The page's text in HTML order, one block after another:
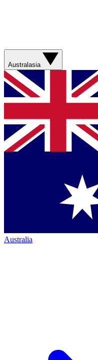
Australasia
Australia